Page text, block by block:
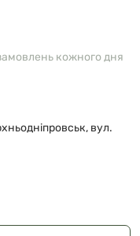
кожного дня
вул.